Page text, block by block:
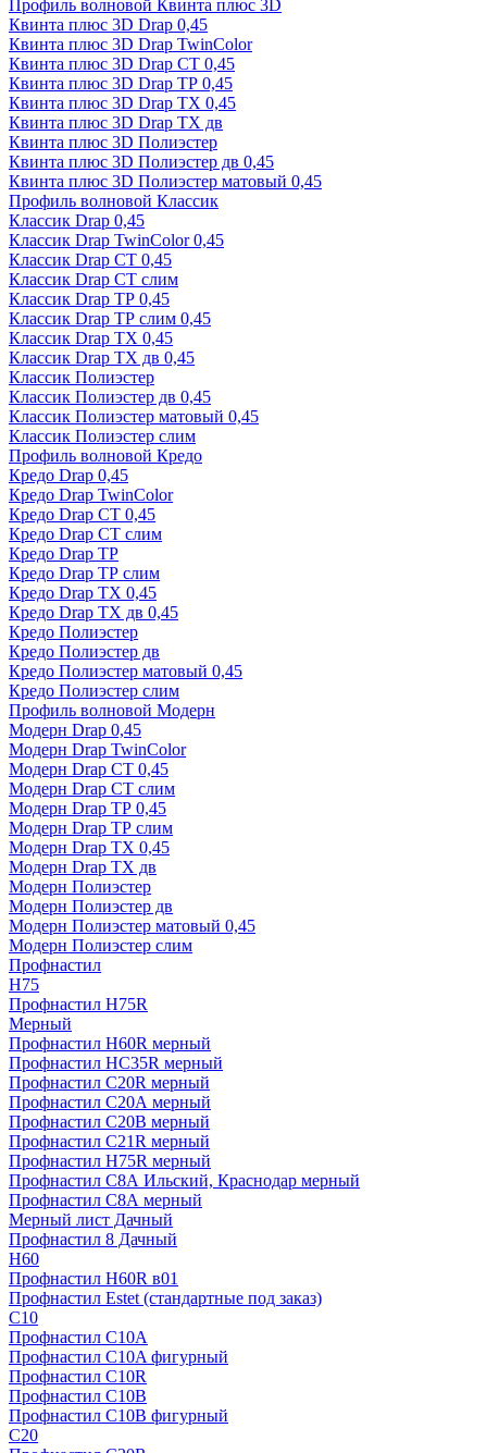
Профиль волновой Квинта плюс 3D
Квинта плюс 3D Drap 0,45
Квинта плюс 3D Drap TwinColor
Квинта плюс 3D Drap СТ 0,45
Квинта плюс 3D Drap ТР 0,45
Квинта плюс 3D Drap ТХ 0,45
Квинта плюс 3D Drap ТХ дв
Квинта плюс 3D Полиэстер
Квинта плюс 3D Полиэстер дв 0,45
Квинта плюс 3D Полиэстер матовый 0,45
Профиль волновой Классик
Классик Drap 0,45
Классик Drap TwinColor 0,45
Классик Drap СТ 0,45
Классик Drap СТ слим
Классик Drap ТР 0,45
Классик Drap ТР слим 0,45
Классик Drap ТХ 0,45
Классик Drap ТХ дв 0,45
Классик Полиэстер
Классик Полиэстер дв 0,45
Классик Полиэстер матовый 0,45
Классик Полиэстер слим
Профиль волновой Кредо
Кредо Drap 0,45
Кредо Drap TwinColor
Кредо Drap СТ 0,45
Кредо Drap СТ слим
Кредо Drap ТР
Кредо Drap ТР слим
Кредо Drap ТХ 0,45
Кредо Drap ТХ дв 0,45
Кредо Полиэстер
Кредо Полиэстер дв
Кредо Полиэстер матовый 0,45
Кредо Полиэстер слим
Профиль волновой Модерн
Модерн Drap 0,45
Модерн Drap TwinColor
Модерн Drap СТ 0,45
Модерн Drap СТ слим
Модерн Drap ТР 0,45
Модерн Drap ТР слим
Модерн Drap ТХ 0,45
Модерн Drap ТХ дв
Модерн Полиэстер
Модерн Полиэстер дв
Модерн Полиэстер матовый 0,45
Модерн Полиэстер слим
Профнастил
H75
Профнастил H75R
Мерный
Профнастил H60R мерный
Профнастил HC35R мерный
Профнастил С20R мерный
Профнастил С20А мерный
Профнастил С20В мерный
Профнастил С21R мерный
Профнастил Н75R мерный
Профнастил С8А Ильский, Краснодар мерный
Профнастил С8А мерный
Мерный лист Дачный
Профнастил 8 Дачный
Н60
Профнастил H60R в01
Профнастил Estet (стандартные под заказ)
C10
Профнастил С10A
Профнастил С10A фигурный
Профнастил С10R
Профнастил С10В
Профнастил С10В фигурный
C20